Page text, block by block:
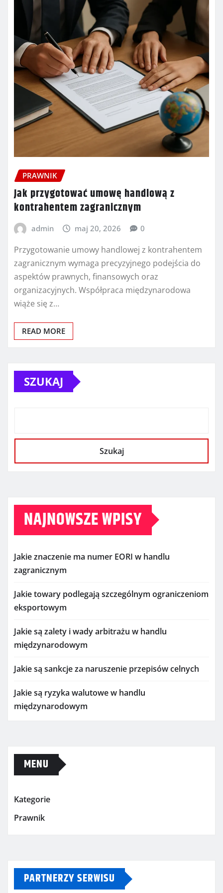
PRAWNIK
Jak przygotować umowę handlową z
kontrahentem zagranicznym
admin maj 20, 2026 0
Przygotowanie umowy handlowej z kontrahentem
zagranicznym wymaga precyzyjnego podejścia do
aspektów prawnych, finansowych oraz
organizacyjnych. Współpraca międzynarodowa
wiąże się z…
READ MORE
SZUKAJ
Szukaj
NAJNOWSZE WPISY
Jakie znaczenie ma numer EORI w handlu
zagranicznym
Jakie towary podlegają szczególnym ograniczeniom
eksportowym
Jakie są zalety i wady arbitrażu w handlu
międzynarodowym
Jakie są sankcje za naruszenie przepisów celnych
Jakie są ryzyka walutowe w handlu
międzynarodowym
MENU
Kategorie
Prawnik
PARTNERZY SERWISU